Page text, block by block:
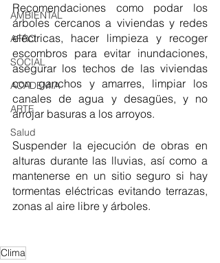
AMBIENTAL
AFRO
SOCIAL
ACADEMIA
ARTE
Salud
Recomendaciones como podar los
árboles cercanos a viviendas y redes
eléctricas, hacer limpieza y recoger
escombros para evitar inundaciones,
asegurar los techos de las viviendas
con ganchos y amarres, limpiar los
canales de agua y desagües, y no
arrojar basuras a los arroyos.
Suspender la ejecución de obras en
alturas durante las lluvias, así como a
mantenerse en un sitio seguro si hay
tormentas eléctricas evitando terrazas,
zonas al aire libre y árboles.
Clima